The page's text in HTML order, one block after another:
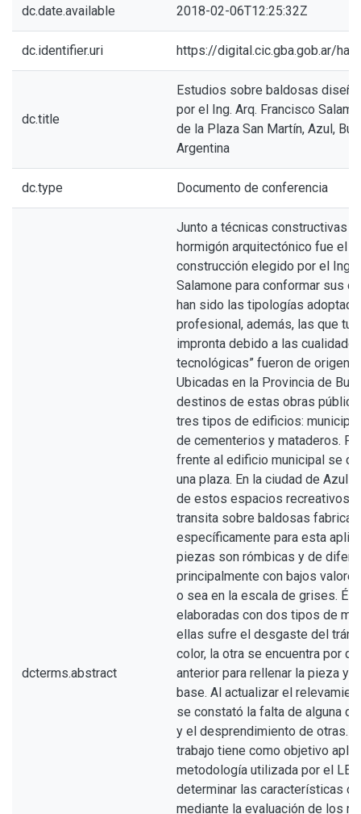
dc.date.available 2018-02-06T12:25:32Z
dc.identifier.uri https://digital.cic.gba.gob.ar/
dc.title
Estudios sobre baldosas
por el Ing. Arq. Francisco
de la Plaza San Martín, Azul,
Argentina
dc.type Documento de conferencia
dcterms.abstract
Junto a técnicas constructivas
hormigón arquitectónico fue el
construcción elegido por el Ing.
Salamone para conformar sus
han sido las tipologías
profesional, además, las que
impronta debido a las
tecnológicas” fueron de origen
Ubicadas en la Provincia de
destinos de estas obras
tres tipos de edificios:
de cementerios y mataderos.
frente al edificio municipal se
una plaza. En la ciudad de Azul
de estos espacios recreativos
transita sobre baldosas
específicamente para esta
piezas son rómbicas y de
principalmente con bajos
o sea en la escala de grises.
elaboradas con dos tipos de
ellas sufre el desgaste del
color, la otra se encuentra por
anterior para rellenar la pieza y
base. Al actualizar el
se constató la falta de alguna
y el desprendimiento de otras.
trabajo tiene como objetivo
metodología utilizada por el
determinar las características
mediante la evaluación de los